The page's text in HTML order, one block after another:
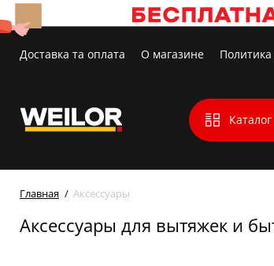
Доставка та оплата О магазине Политика
Каталог
Главная Аксессуары
Аксессуары для вытяжек и